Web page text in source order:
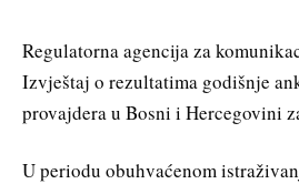
Regulatorna agencija za
Izvještaj o rezultatima godišnje
provajdera u Bosni i Hercegovini
U periodu obuhvaćenom